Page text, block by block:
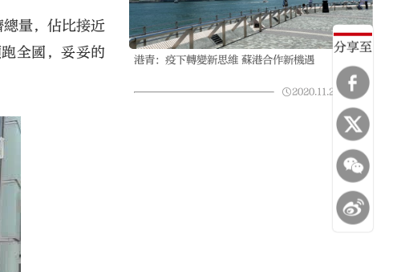
分享至
量，佔比接近
全國，妥妥的
港青：疫下轉變新思維 蘇港合作新機遇
2020.11.26 06:43